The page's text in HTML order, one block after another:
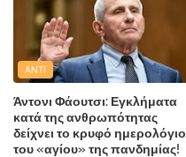
ANTI
Άντονι Φάουτσι: Εγκλήματα
κατά της ανθρωπότητας
δείχνει το κρυφό ημερολόγιο
του «αγίου» της πανδημίας!